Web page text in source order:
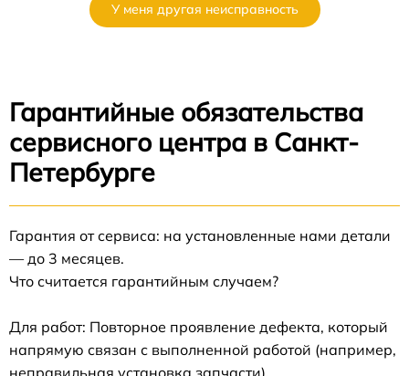
У меня другая неисправность
Гарантийные обязательства
сервисного центра в Санкт-
Петербурге
Гарантия от сервиса: на установленные нами детали
— до 3 месяцев.
Что считается гарантийным случаем?
Для работ: Повторное проявление дефекта, который
напрямую связан с выполненной работой (например,
неправильная установка запчасти).